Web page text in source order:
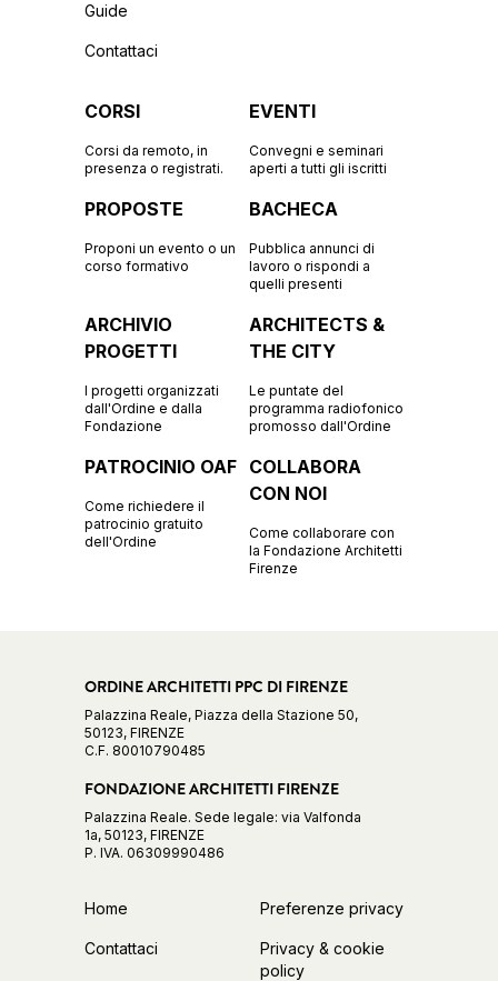
Guide
Contattaci
CORSI
Corsi da remoto, in
presenza o registrati.
EVENTI
Convegni e seminari
aperti a tutti gli iscritti
PROPOSTE
Proponi un evento o un
corso formativo
BACHECA
Pubblica annunci di
lavoro o rispondi a
quelli presenti
ARCHIVIO
PROGETTI
I progetti organizzati
dall'Ordine e dalla
Fondazione
ARCHITECTS &
THE CITY
Le puntate del
programma radiofonico
promosso dall'Ordine
PATROCINIO OAF
Come richiedere il
patrocinio gratuito
dell'Ordine
COLLABORA
CON NOI
Come collaborare con
la Fondazione Architetti
Firenze
ORDINE ARCHITETTI PPC DI FIRENZE
Palazzina Reale, Piazza della Stazione 50,
50123, FIRENZE
C.F. 80010790485
FONDAZIONE ARCHITETTI FIRENZE
Palazzina Reale. Sede legale: via Valfonda
1a, 50123, FIRENZE
P. IVA. 06309990486
Home
Contattaci
Preferenze privacy
Privacy & cookie
policy